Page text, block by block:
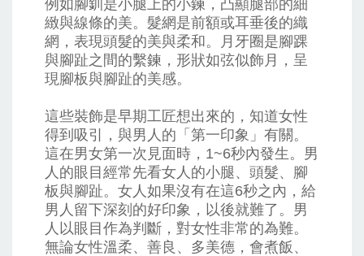
例如腳釧是小腿上的小鍊，凸顯腿部的細
緻與線條的美。髮網是前額或耳垂後的織
網，表現頭髮的美與柔和。月牙圈是腳踝
與腳趾之間的繫鍊，形狀如弦似飾月，呈
現腳板與腳趾的美感。
這些裝飾是早期工匠想出來的，知道女性
得到吸引，與男人的「第一印象」有關。
這在男女第一次見面時，1~6秒內發生。男
人的眼目經常先看女人的小腿、頭髮、腳
板與腳趾。女人如果沒有在這6秒之內，給
男人留下深刻的好印象，以後就難了。男
人以眼目作為判斷，對女性非常的為難。
無論女性溫柔、善良、多美德，會煮飯、